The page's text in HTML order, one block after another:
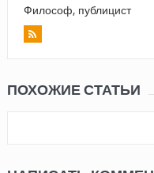
Философ, публицист
ПОХОЖИЕ СТАТЬИ